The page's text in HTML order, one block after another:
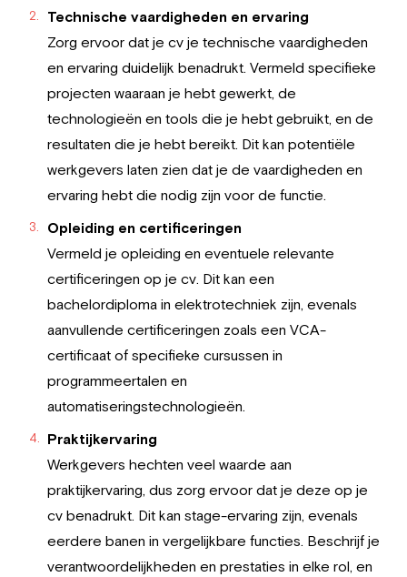
Technische vaardigheden en ervaring
Zorg ervoor dat je cv je technische vaardigheden
en ervaring duidelijk benadrukt. Vermeld specifieke
projecten waaraan je hebt gewerkt, de
technologieën en tools die je hebt gebruikt, en de
resultaten die je hebt bereikt. Dit kan potentiële
werkgevers laten zien dat je de vaardigheden en
ervaring hebt die nodig zijn voor de functie.
Opleiding en certificeringen
Vermeld je opleiding en eventuele relevante
certificeringen op je cv. Dit kan een
bachelordiploma in elektrotechniek zijn, evenals
aanvullende certificeringen zoals een VCA-
certificaat of specifieke cursussen in
programmeertalen en
automatiseringstechnologieën.
Praktijkervaring
Werkgevers hechten veel waarde aan
praktijkervaring, dus zorg ervoor dat je deze op je
cv benadrukt. Dit kan stage-ervaring zijn, evenals
eerdere banen in vergelijkbare functies. Beschrijf je
verantwoordelijkheden en prestaties in elke rol, en